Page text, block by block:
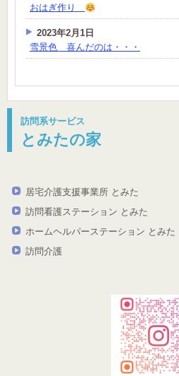
おはぎ作り
2023年2月1日
雪景色 喜んだのは・・・
訪問系サービス
とみたの家
居宅介護支援事業所 とみた
訪問看護ステーション とみた
ホームヘルパーステーション とみた
訪問介護